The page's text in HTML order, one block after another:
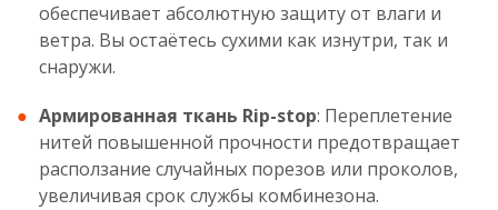
обеспечивает абсолютную защиту от влаги и
ветра. Вы остаётесь сухими как изнутри, так и
снаружи.
Армированная ткань Rip-stop: Переплетение
нитей повышенной прочности предотвращает
расползание случайных порезов или проколов,
увеличивая срок службы комбинезона.